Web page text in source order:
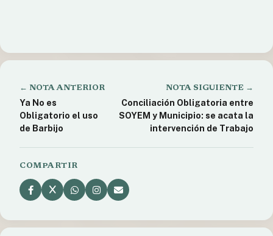
← NOTA ANTERIOR
Ya No es
Obligatorio el uso
de Barbijo
NOTA SIGUIENTE →
Conciliación Obligatoria entre
SOYEM y Municipio: se acata la
intervención de Trabajo
COMPARTIR